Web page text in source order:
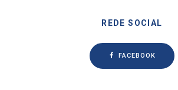
REDE SOCIAL
FACEBOOK